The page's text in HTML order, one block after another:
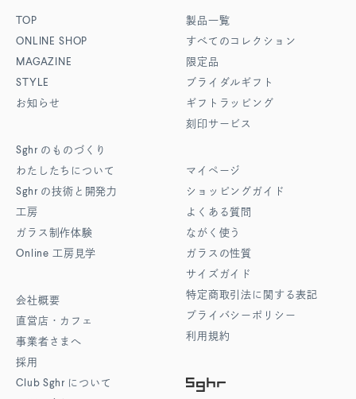
TOP
ONLINE SHOP
MAGAZINE
STYLE
お知らせ
Sghr のものづくり
わたしたちについて
Sghr の技術と開発力
工房
ガラス制作体験
Online 工房見学
会社概要
直営店・カフェ
事業者さまへ
採用
Club Sghr について
製品一覧
すべてのコレクション
限定品
ブライダルギフト
ギフトラッピング
刻印サービス
マイページ
ショッピングガイド
よくある質問
ながく使う
ガラスの性質
サイズガイド
特定商取引法に関する表記
プライバシーポリシー
利用規約